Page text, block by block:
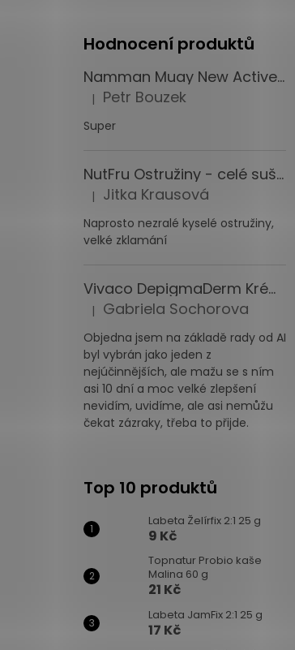
Hodnocení produktů
Namman Muay New Active Cream Thajský krém 4x100 g
Hodnocení produktu je 5 z 5 hvězdiček.
| Petr Bouzek
Super
NutFru Ostružiny - celé sušené mrazem 1000 g
Hodnocení produktu je 1 z 5 hvězdiček.
| Jitka Krausová
Naprosto nezralé kyselé ostružiny,
velké zklamání
Vivaco DepigmaDerm Krém na pigmentové skvrny 50 ml
Hodnocení produktu je 3 z 5 hvězdiček.
| Gabriela Sochorova
Objedna jsem na základě rady od AI
byl vybrán jako jeden z
nejúčinnějších, ale mažu se s ním
asi 10 dní a moc velké zlepšení
nevidím, uvidíme, ale asi nemůžu
čekat zázraky, třeba to přijde.
Top 10 produktů
Labeta Želírfix 2:1 25 g
9 Kč
Topnatur Probio kaše
Malina 60 g
21 Kč
Labeta JamFix 2:1 25 g
17 Kč